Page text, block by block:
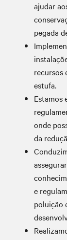
ajudar
pegada
recursos
estufa.
Estamos
onde
da
e
poluição